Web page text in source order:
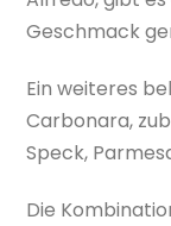
Geschmack
Ein weiteres
Carbonara,
Speck,
Die